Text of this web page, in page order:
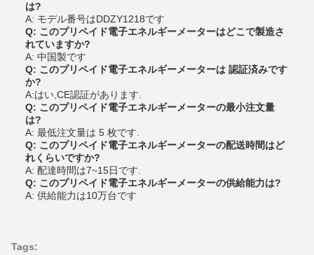
は?
A: モデル番号はDDZY1218です
Q: このプリペイド電子エネルギーメーターはどこで製造さ
れていますか?
A: 中国製です
Q: このプリペイド電子エネルギーメーターは 認証済みです
か?
A:はい,CE認証があります.
Q: このプリペイド電子エネルギーメーターの最小注文量
は?
A: 最低注文量は 5 枚です.
Q: このプリペイド電子エネルギーメーターの配送時間はど
れくらいですか?
A: 配達時間は7~15日です.
Q: このプリペイド電子エネルギーメーターの供給能力は?
A: 供給能力は10万台です
Tags: